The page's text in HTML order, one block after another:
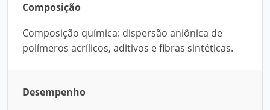
Composição
Composição química: dispersão aniônica de
polímeros acrílicos, aditivos e fibras sintéticas.
Desempenho